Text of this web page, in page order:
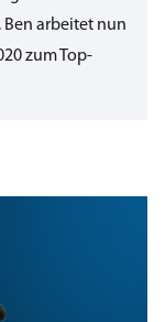
Ben arbeitet nun
zum Top-